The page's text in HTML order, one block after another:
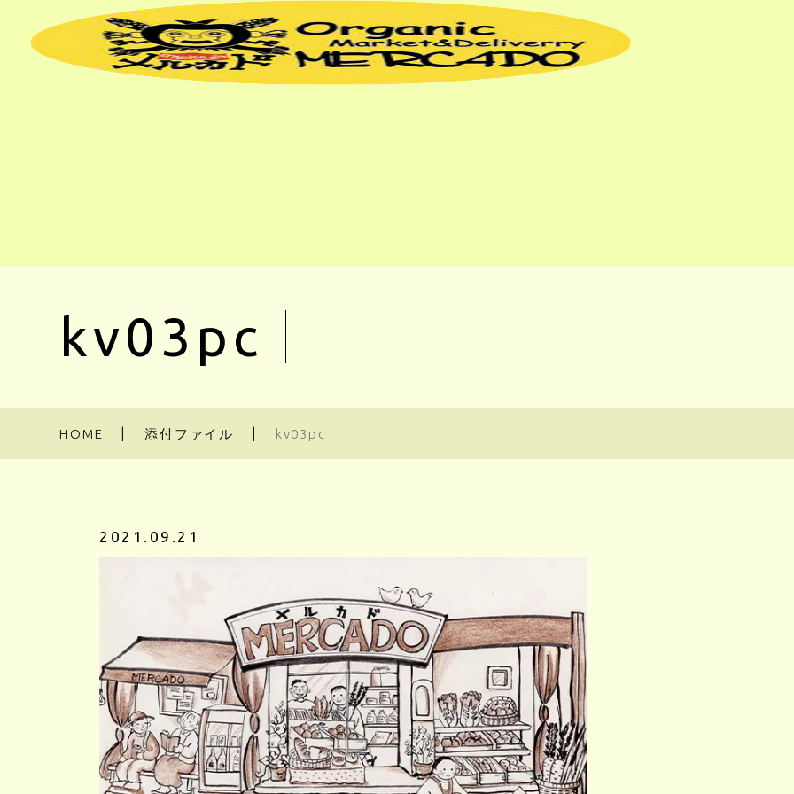
kv03pc
HOME 添付ファイル kv03pc
2021.09.21